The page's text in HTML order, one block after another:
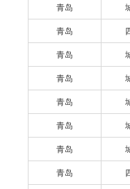
青岛
青岛
青岛
青岛
青岛
青岛
青岛
青岛